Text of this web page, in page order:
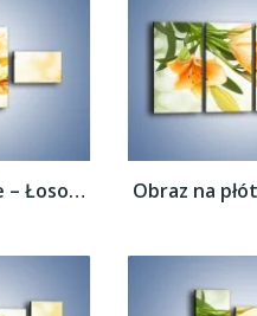
Obraz na płótnie – Łososiowe pachnące...